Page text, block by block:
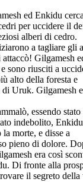
ed Enkidu
per uccidere il
alberi di cedro.
a tagliare gli
Gilgamesh
sono riusciti a
alto della foresta e
di Uruk. Gilgamesh
essendo stato
indebolito, Enkidu
morte, e disse a
pieno di dolore.
era così
Di fronte alla
il segreto della